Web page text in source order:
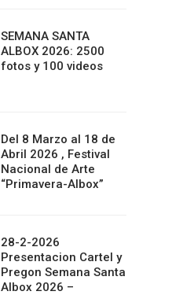
SEMANA SANTA
ALBOX 2026: 2500
fotos y 100 videos
Del 8 Marzo al 18 de
Abril 2026 , Festival
Nacional de Arte
“Primavera-Albox”
28-2-2026
Presentacion Cartel y
Pregon Semana Santa
Albox 2026 –